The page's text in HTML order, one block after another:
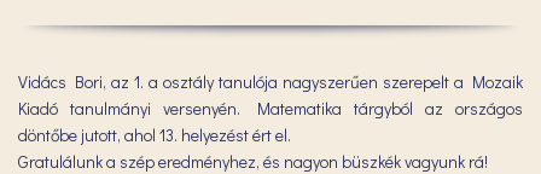
Vidács Bori, az 1. a osztály tanulója nagyszerűen szerepelt a Mozaik
Kiadó tanulmányi versenyén. Matematika tárgyból az országos
döntőbe jutott, ahol 13. helyezést ért el.
Gratulálunk a szép eredményhez, és nagyon büszkék vagyunk rá!